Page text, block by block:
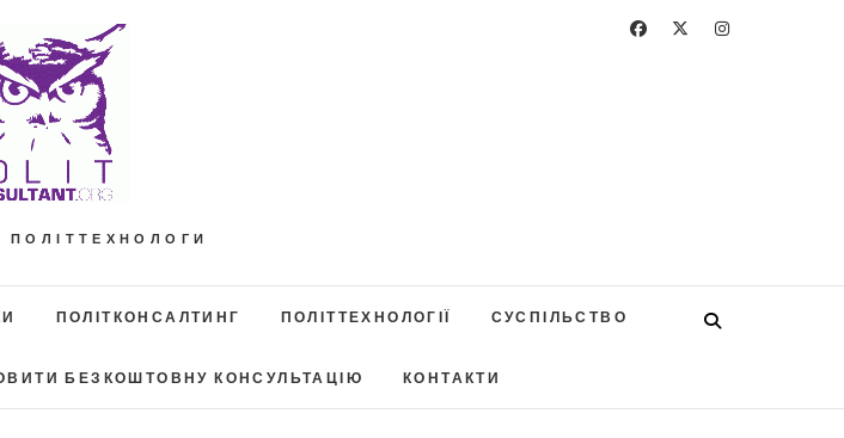
ПОЛІТТЕХНОЛОГИ
ПОЛІТКОНСАЛТИНГ ПОЛІТТЕХНОЛОГІЇ СУСПІЛЬСТВО
БЕЗКОШТОВНУ КОНСУЛЬТАЦІЮ КОНТАКТИ